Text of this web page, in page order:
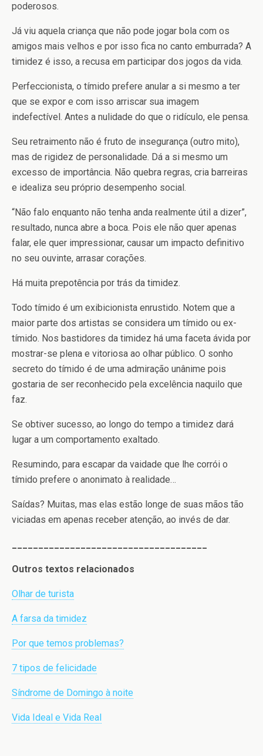
poderosos.
Já viu aquela criança que não pode jogar bola com os
amigos mais velhos e por isso fica no canto emburrada? A
timidez é isso, a recusa em participar dos jogos da vida.
Perfeccionista, o tímido prefere anular a si mesmo a ter
que se expor e com isso arriscar sua imagem
indefectível. Antes a nulidade do que o ridículo, ele pensa.
Seu retraimento não é fruto de insegurança (outro mito),
mas de rigidez de personalidade. Dá a si mesmo um
excesso de importância. Não quebra regras, cria barreiras
e idealiza seu próprio desempenho social.
“Não falo enquanto não tenha anda realmente útil a dizer”,
resultado, nunca abre a boca. Pois ele não quer apenas
falar, ele quer impressionar, causar um impacto definitivo
no seu ouvinte, arrasar corações.
Há muita prepotência por trás da timidez.
Todo tímido é um exibicionista enrustido. Notem que a
maior parte dos artistas se considera um tímido ou ex-
tímido. Nos bastidores da timidez há uma faceta ávida por
mostrar-se plena e vitoriosa ao olhar público. O sonho
secreto do tímido é de uma admiração unânime pois
gostaria de ser reconhecido pela excelência naquilo que
faz.
Se obtiver sucesso, ao longo do tempo a timidez dará
lugar a um comportamento exaltado.
Resumindo, para escapar da vaidade que lhe corrói o
tímido prefere o anonimato à realidade…
Saídas? Muitas, mas elas estão longe de suas mãos tão
viciadas em apenas receber atenção, ao invés de dar.
Outros textos relacionados
Olhar de turista
A farsa da timidez
Por que temos problemas?
7 tipos de felicidade
Síndrome de Domingo à noite
Vida Ideal e Vida Real